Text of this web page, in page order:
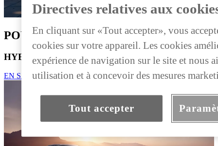
POUR VOTRE CONFORT
HYBRIDE RECHARGEABLE
EN SAVOIR PLUS
Directives relatives aux
En cliquant sur «Tout accepter», vous
cookies sur votre appareil. Les cookies
expérience de navigation sur le site et nous
utilisation et à concevoir des mesures
Tout accepter